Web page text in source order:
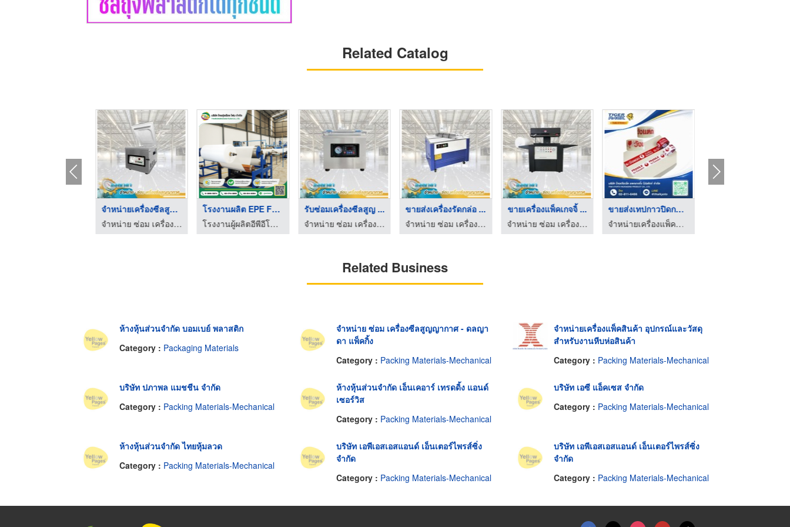
Related Catalog
จำหน่ายเครื่องซีลสูญ ...
จำหน่าย ซ่อม เครื่องซีลสูญญากาศ - ดลญาดา แพ็คกิ้ง
โรงงานผลิต EPE FOAM
โรงงานผู้ผลิตอีพีอีโฟม ชลบุรี - ไทยรุ่งเรือง โฟม
รับซ่อมเครื่องซีลสูญ ...
จำหน่าย ซ่อม เครื่องซีลสูญญากาศ - ดลญาดา แพ็คกิ้ง
ขายส่งเครื่องรัดกล่อ ...
จำหน่าย ซ่อม เครื่องซีลสูญญากาศ - ดลญาดา แพ็คกิ้ง
ขายเครื่องแพ็คเกจจิ้ ...
จำหน่าย ซ่อม เครื่องซีลสูญญากาศ - ดลญาดา แพ็คกิ้ง
ขายส่งเทปกาวปิดกล่อง ...
จำหน่ายเครื่องแพ็คสินค้า อุปกรณ์และวัสดุสำหรับงานหีบห่อสินค้า
Related Business
ห้างหุ้นส่วนจำกัด บอมเบย์ พลาสติก
Category : Packaging Materials
จำหน่าย ซ่อม เครื่องซีลสูญญากาศ - ดลญา
ดา แพ็คกิ้ง
Category : Packing Materials-Mechanical
จำหน่ายเครื่องแพ็คสินค้า อุปกรณ์และวัสดุ
สำหรับงานหีบห่อสินค้า
Category : Packing Materials-Mechanical
บริษัท ปภาพล แมชชีน จำกัด
Category : Packing Materials-Mechanical
ห้างหุ้นส่วนจำกัด เอ็นเคอาร์ เทรดดิ้ง แอนด์
เซอร์วิส
Category : Packing Materials-Mechanical
บริษัท เอซี แอ็คเซส จำกัด
Category : Packing Materials-Mechanical
ห้างหุ้นส่วนจำกัด ไทยหุ้มลวด
Category : Packing Materials-Mechanical
บริษัท เอพีเอสเอสแอนด์ เอ็นเตอร์ไพรส์ซิ่ง
จำกัด
Category : Packing Materials-Mechanical
บริษัท เอพีเอสเอสแอนด์ เอ็นเตอร์ไพรส์ซิ่ง
จำกัด
Category : Packing Materials-Mechanical